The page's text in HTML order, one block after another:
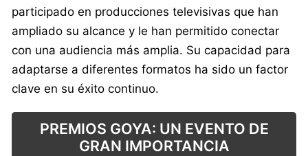
participado en producciones televisivas que han
ampliado su alcance y le han permitido conectar
con una audiencia más amplia. Su capacidad para
adaptarse a diferentes formatos ha sido un factor
clave en su éxito continuo.
PREMIOS GOYA: UN EVENTO DE
GRAN IMPORTANCIA